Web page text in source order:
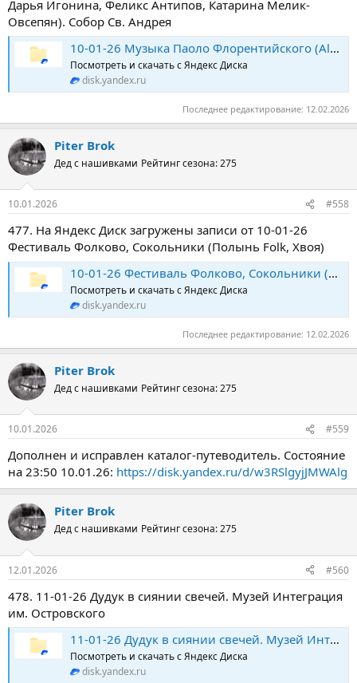
Дарья Игонина, Феликс Антипов, Катарина Мелик-
Овсепян). Собор Св. Андрея
10-01-26 Музыка Паоло Флорентийского (Alcantar, Monte Verde, Дарья Игонина, Феликс Антипов, Катарина Мелик-Овсепян). Собор Св. Андрея
Посмотреть и скачать с Яндекс Диска
disk.yandex.ru
Последнее редактирование: 12.02.2026
Piter Brok
Дед с нашивками Рейтинг сезона: 275
10.01.2026 #558
477. На Яндекс Диск загружены записи от 10-01-26
Фестиваль Фолково, Сокольники (Полынь Folk, Хвоя)
10-01-26 Фестиваль Фолково, Сокольники (Полынь Folk, Хвоя)
Посмотреть и скачать с Яндекс Диска
disk.yandex.ru
Последнее редактирование: 12.02.2026
Piter Brok
Дед с нашивками Рейтинг сезона: 275
10.01.2026 #559
Дополнен и исправлен каталог-путеводитель. Состояние
на 23:50 10.01.26: https://disk.yandex.ru/d/w3RSlgyjJMWAlg
Piter Brok
Дед с нашивками Рейтинг сезона: 275
12.01.2026 #560
478. 11-01-26 Дудук в сиянии свечей. Музей Интеграция
им. Островского
11-01-26 Дудук в сиянии свечей. Музей Интеграция им. Островского
Посмотреть и скачать с Яндекс Диска
disk.yandex.ru